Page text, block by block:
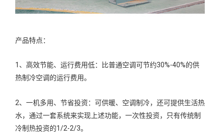
产品特点：
1、高效节能、运行费用低：比普通空调可节约30%-40%的供
热制冷空调的运行费用。
2、一机多用、节省投资：可供暖、空调制冷，还可提供生活热
水，通过一套系统来实现上述功能，一次性投资，只有传统制
冷制热投资的1/2-2/3。